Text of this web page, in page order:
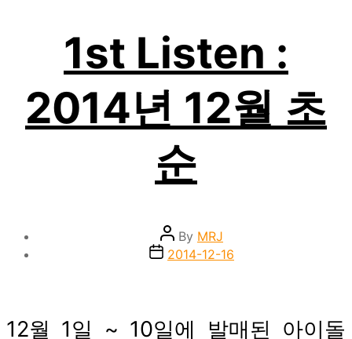
1st Listen :
2014년 12월 초
순
Post
author
By MRJ
Post2014-12-16
12월 1일 ~ 10일에 발매된 아이돌